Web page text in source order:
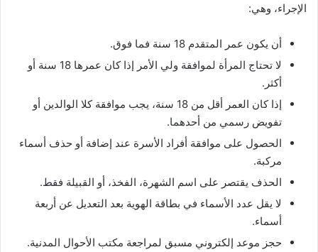
الإجراء، وهي:
أن يكون عمر المتقدم 18 سنة فما فوق.
لا تحتاج المرأة لموافقة ولي الأمر إذا كان عمرها 18 سنة أو
أكثر.
إذا كان العمر أقل من 18 سنة، يجب موافقة كلا الوالدين أو
تفويض رسمي من أحدهما.
الحصول على موافقة أفراد الأسرة عند إضافة أو حذف أسماء
مركبة.
الحذف يقتصر على اسم الشهرة، الفخذ، أو القبيلة فقط.
لا يقل عدد الأسماء في بطاقة الهوية بعد التعديل عن أربعة
أسماء.
حجز موعد إلكتروني مسبق لمراجعة مكتب الأحوال المدنية.